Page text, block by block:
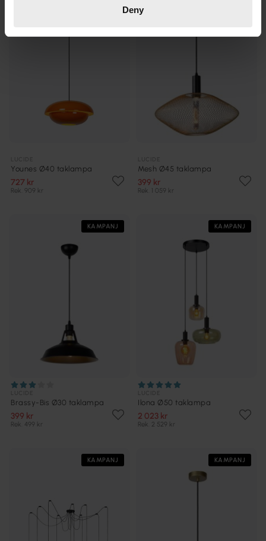
Deny
Younes Ø40 taklampa
727 kr
Rek. 909 kr
Mesh Ø45 taklampa
399 kr
Rek. 1 059 kr
KAMPANJ
Brassy-Bis Ø30 taklampa
399 kr
Rek. 499 kr
KAMPANJ
Ilona Ø50 taklampa
2 023 kr
Rek. 2 529 kr
KAMPANJ KAMPANJ